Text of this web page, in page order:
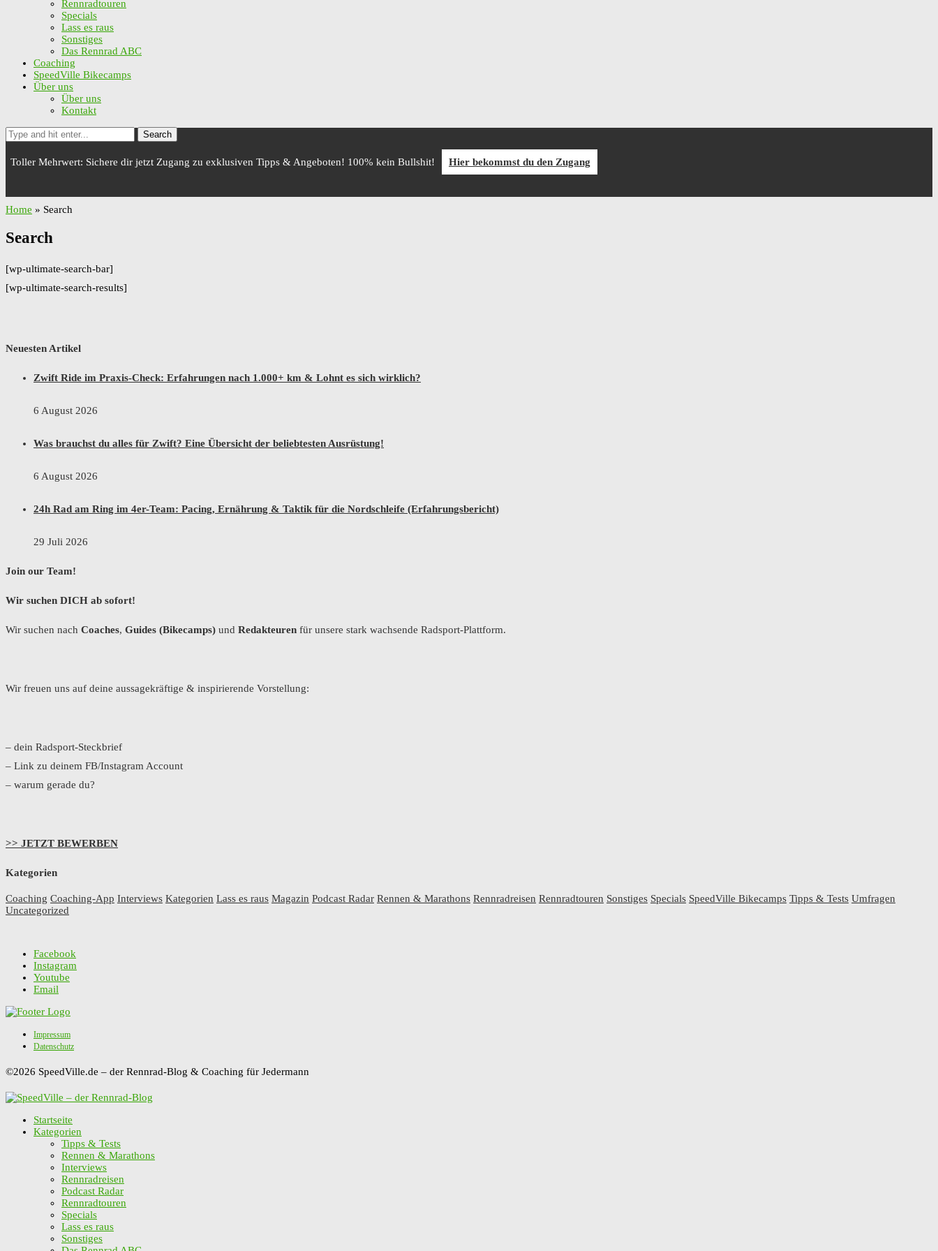
Rennradtouren
Specials
Lass es raus
Sonstiges
Das Rennrad ABC
Coaching
SpeedVille Bikecamps
Über uns
Über uns
Kontakt
Search
Toller Mehrwert: Sichere dir jetzt Zugang zu exklusiven Tipps & Angeboten! 100% kein Bullshit! Hier bekommst du den Zugang
Home » Search
Search
[wp-ultimate-search-bar]
[wp-ultimate-search-results]
Neuesten Artikel
Zwift Ride im Praxis-Check: Erfahrungen nach 1.000+ km & Lohnt es sich wirklich?
6 August 2026
Was brauchst du alles für Zwift? Eine Übersicht der beliebtesten Ausrüstung!
6 August 2026
24h Rad am Ring im 4er-Team: Pacing, Ernährung & Taktik für die Nordschleife (Erfahrungsbericht)
29 Juli 2026
Join our Team!
Wir suchen DICH ab sofort!
Wir suchen nach Coaches, Guides (Bikecamps) und Redakteuren für unsere stark wachsende Radsport-Plattform.
Wir freuen uns auf deine aussagekräftige & inspirierende Vorstellung:
– dein Radsport-Steckbrief
– Link zu deinem FB/Instagram Account
– warum gerade du?
>> JETZT BEWERBEN
Kategorien
Coaching Coaching-App Interviews Kategorien Lass es raus Magazin Podcast Radar Rennen & Marathons Rennradreisen Rennradtouren Sonstiges Specials SpeedVille Bikecamps Tipps & Tests Umfragen
Uncategorized
Facebook
Instagram
Youtube
Email
Impressum
Datenschutz
©2026 SpeedVille.de – der Rennrad-Blog & Coaching für Jedermann
Startseite
Kategorien
Tipps & Tests
Rennen & Marathons
Interviews
Rennradreisen
Podcast Radar
Rennradtouren
Specials
Lass es raus
Sonstiges